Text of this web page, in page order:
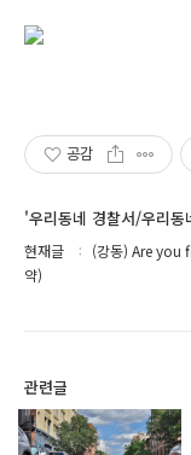
공감
'우리동네 경찰서/우리
현재글
(강동) Are you
약)
관련글